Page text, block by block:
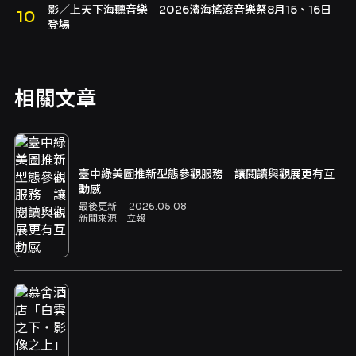
影／上天下海聽音樂 2026濱海搖滾音樂祭8月15、16日
登場
相關文章
臺中綠美圖推新型態參觀服務 讓閱讀與觀展更有互
動感
最後更新｜ 2026.05.08
新聞來源｜ 立報